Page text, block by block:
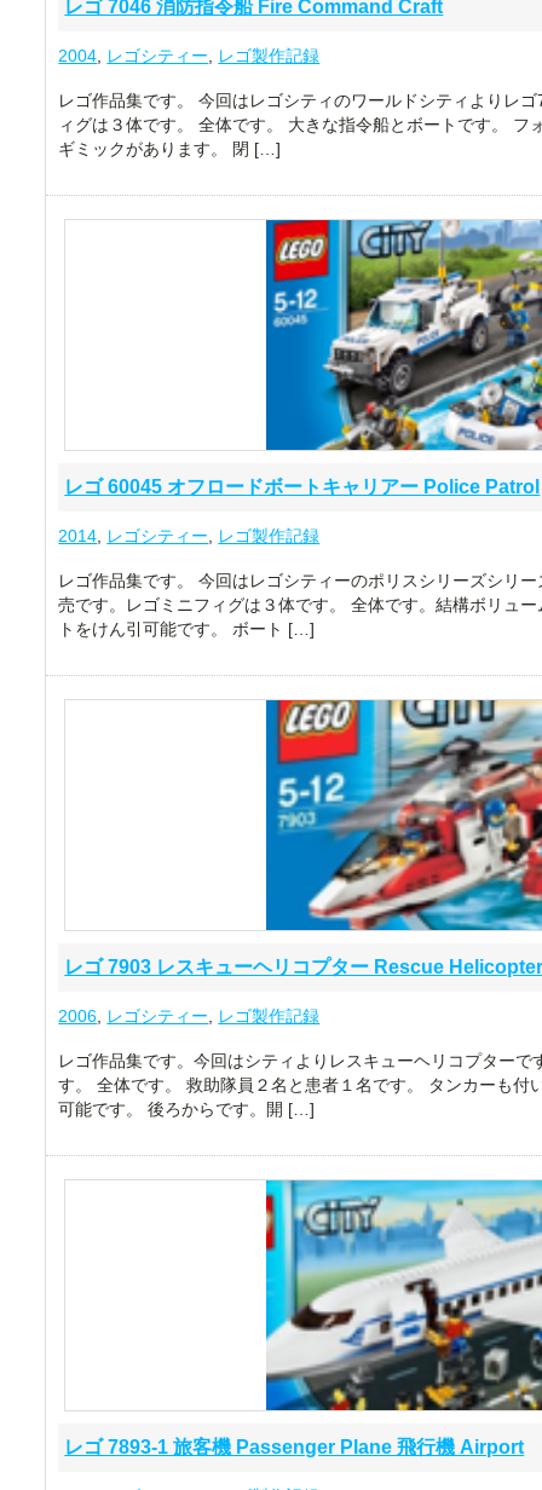
レゴ 7046 消防指令船 Fire Command Craft
2004 レゴシティー レゴ製作記録
レゴ作品集です。 今回はレゴシティのワールドシティよりレ
ィグは３体です。 全体です。 大きな指令船とボートです。 フ
ギミックがあります。 閉 […]
レゴ 60045 オフロードボートキャリアー Police Patrol
2014 レゴシティー レゴ製作記録
レゴ作品集です。 今回はレゴシティーのポリスシリーズシリ
売です。レゴミニフィグは３体です。 全体です。結構ボリュ
トをけん引可能です。 ボート […]
レゴ 7903 レスキューヘリコプター Rescue
2006 レゴシティー レゴ製作記録
レゴ作品集です。今回はシティよりレスキューヘリコプター
す。 全体です。 救助隊員２名と患者１名です。 タンカーも付
可能です。 後ろからです。開 […]
レゴ 7893-1 旅客機 Passenger Plane 飛行機 Airport